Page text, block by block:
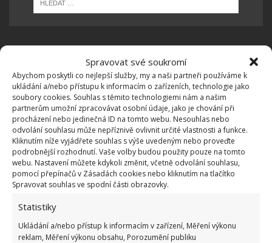
Spravovat své soukromí
Abychom poskytli co nejlepší služby, my a naši partneři používáme k
ukládání a/nebo přístupu k informacím o zařízeních, technologie jako
soubory cookies. Souhlas s těmito technologiemi nám a našim
partnerům umožní zpracovávat osobní údaje, jako je chování při
procházení nebo jedinečná ID na tomto webu. Nesouhlas nebo
odvolání souhlasu může nepříznivě ovlivnit určité vlastnosti a funkce.
Kliknutím níže vyjádřete souhlas s výše uvedeným nebo proveďte
podrobnější rozhodnutí. Vaše volby budou použity pouze na tomto
webu. Nastavení můžete kdykoli změnit, včetně odvolání souhlasu,
pomocí přepínačů v Zásadách cookies nebo kliknutím na tlačítko
Spravovat souhlas ve spodní části obrazovky.
Statistiky
Ukládání a/nebo přístup k informacím v zařízení, Měření výkonu
reklam, Měření výkonu obsahu, Porozumění publiku
OBLÍBENÉ ČLÁNKY
Pokuta až 10 000 Kč hrozí za nesprávné sekání i
nesekání trávy. Záleží i na prostředku a lokaci
1.6.2026
Kvíz na téma pionýrské tábory za socialismu:
Kdo je zažil, bez problému získá 12 ze 12 bodů
12.5.2026
komunismu: 10 retro otázek ukáže, kdo má
dobrý přehled